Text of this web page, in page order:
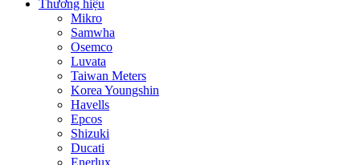
Thương hiệu
Mikro
Samwha
Osemco
Luvata
Taiwan Meters
Korea Youngshin
Havells
Epcos
Shizuki
Ducati
Enerlux